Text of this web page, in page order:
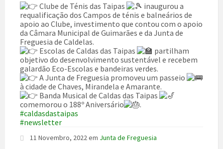
Clube de Ténis das Taipas
inaugurou a
requalificação dos Campos de ténis e balneários de
apoio ao Clube, investimento que contou com o apoio
da Câmara Municipal de Guimarães e da Junta de
Freguesia de Caldelas.
Escolas de Caldas das Taipas
partilham
objetivo do desenvolvimento sustentável e recebem
galardão Eco-Escolas e bandeiras verdes.
A Junta de Freguesia promoveu um passeio
à cidade de Chaves, Mirandela e Amarante.
Banda Musical de Caldas das Taipas
comemorou o 188º Aniversário
.
#caldasdastaipas
#newsletter
11 Novembro, 2022em Junta de Freguesia